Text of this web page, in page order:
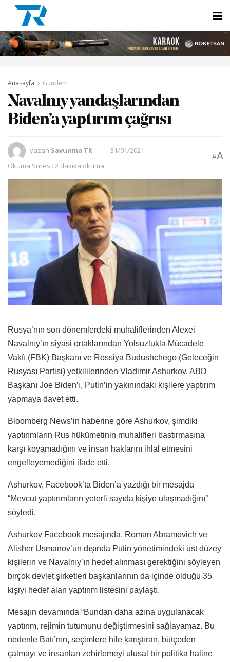
Anasayfa Gündem
Navalnıy yandaşlarından
Biden’a yaptırım çağrısı
yazan Savunma TR
31/01/2021
Okuma Süresi: 2 dakika okuma
AA
Rusya’nın son dönemlerdeki muhaliflerinden Alexei
Navalnıy’ın siyasi ortaklarından Yolsuzlukla Mücadele
Vakfı (FBK) Başkanı ve Rossiya Budushchego (Geleceğin
Rusyası Partisi) yetkililerinden Vladimir Ashurkov, ABD
Başkanı Joe Biden’ı, Putin’in yakınındaki kişilere yaptırım
yapmaya davet etti.
Bloomberg News’in haberine göre Ashurkov, şimdiki
yaptırımların Rus hükümetinin muhalifleri bastırmasına
karşı koyamadığını ve insan haklarını ihlal etmesini
engelleyemediğini ifade etti.
Ashurkov, Facebook’ta Biden’a yazdığı bir mesajda
“Mevcut yaptırımların yeterli sayıda kişiye ulaşmadığını”
söyledi.
Ashurkov Facebook mesajında, Roman Abramovich ve
Alisher Usmanov’un dışında Putin yönetimindeki üst düzey
kişilerin ve Navalnıy’ın hedef alınması gerektiğini söyleyen
birçok devlet şirketleri başkanlarının da içinde olduğu 35
kişiyi hedef alan yaptırım listesini paylaştı.
Mesajın devamında “Bundan daha azına uygulanacak
yaptırım, rejimin tutumunu değiştirmesini sağlayamaz. Bu
nedenle Batı’nın, seçimlere hile karıştıran, bütçeden
çalmayı ve insanları zehirlemeyi ulusal bir politika haline